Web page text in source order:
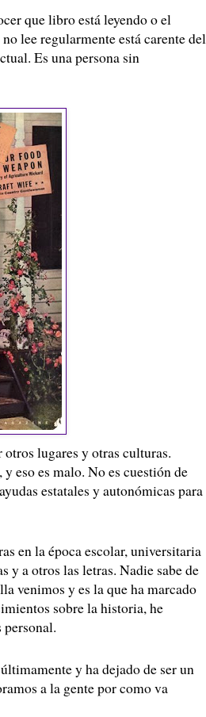
que libro está leyendo o el
lee regularmente está carente del
Es una persona sin
lugares y otras culturas.
eso es malo. No es cuestión de
estatales y autonómicas para
en la época escolar, universitaria
y a otros las letras. Nadie sabe de
venimos y es la que ha marcado
sobre la historia, he
y ha dejado de ser un
a la gente por como va